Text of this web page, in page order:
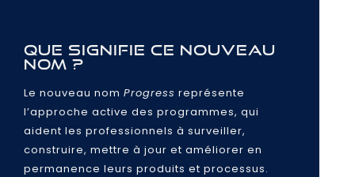
Que signifie ce nouveau
nom ?
Le nouveau nomProgress représente
l’approche active des programmes, qui
aident les professionnels à surveiller,
construire, mettre à jour et améliorer en
permanence leurs produits et processus.